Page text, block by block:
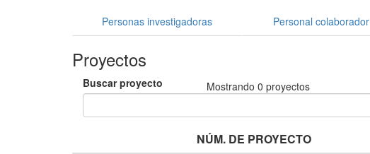
Personas investigadoras Personal colaborador
Proyectos
Buscar proyecto Mostrando 0 proyectos
NÚM. DE PROYECTO